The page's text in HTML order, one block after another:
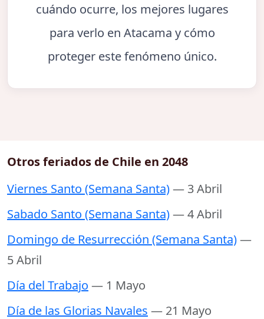
cuándo ocurre, los mejores lugares
para verlo en Atacama y cómo
proteger este fenómeno único.
Otros feriados de Chile en 2048
Viernes Santo (Semana Santa)— 3 Abril
Sabado Santo (Semana Santa)— 4 Abril
Domingo de Resurrección (Semana Santa)—
5 Abril
Día del Trabajo — 1 Mayo
Día de las Glorias Navales — 21 Mayo